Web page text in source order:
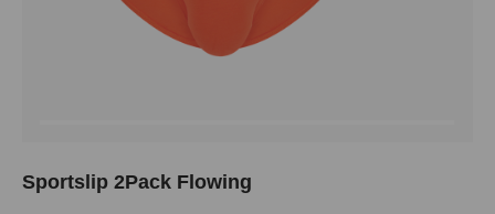
Sportslip 2Pack Flowing